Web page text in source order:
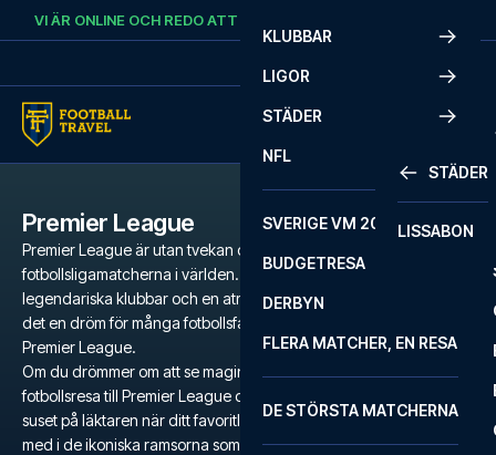
Skip to content
VI ÄR ONLINE OCH REDO ATT HJÄLPA DIG.
KLUBBAR
LIGOR
STÄDER
STÄDER
LISSABON
NFL
SVERIGE VM 2026
BUDGETRESA
DERBYN
FLERA MATCHER, EN RESA
DE STÖRSTA MATCHERNA
Premier League
Premier League är utan tvekan de mest populära och intensiva
fotbollsligamatcherna i världen. Med en mängd världsstjärnor,
legendariska klubbar och en atmosfär som är svår att matcha är
det en dröm för många fotbollsfans att få tag på biljetter till
Premier League.
Om du drömmer om att se magin utspela sig på gräsmattan är en
fotbollsresa till Premier League den ultimata upplevelsen. Känn
suset på läktaren när ditt favoritlag kämpar för segern och sjung
med i de ikoniska ramsorna som ekar genom stadion.